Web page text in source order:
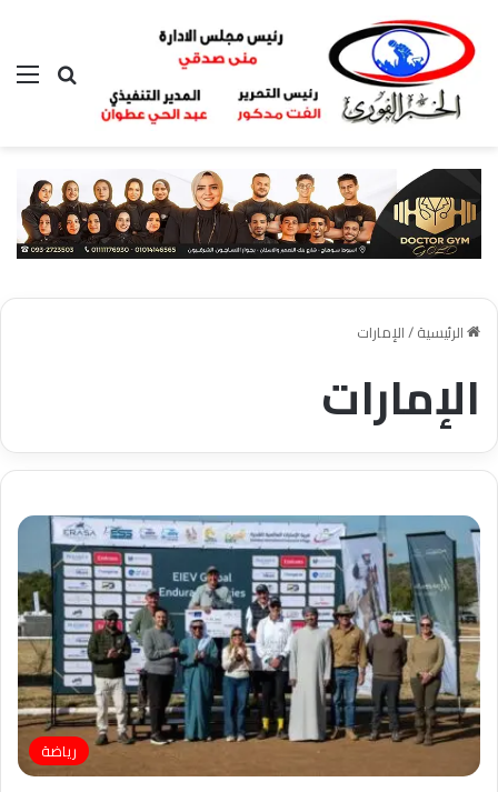
بحث عن
الرئيسية/الإمارات
الإمارات
رياضة